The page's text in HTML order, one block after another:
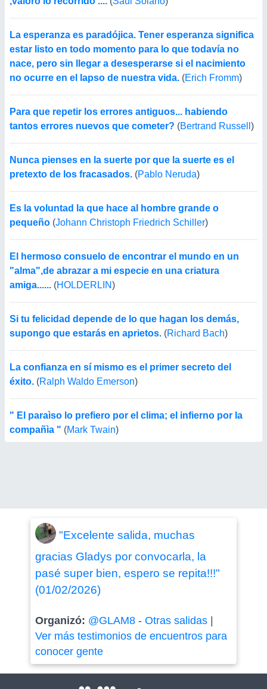
La esperanza es paradójica. Tener esperanza significa
estar listo en todo momento para lo que todavía no
nace, pero sin llegar a desesperarse si el nacimiento
no ocurre en el lapso de nuestra vida. (Erich Fromm)
Para que repetir los errores antiguos... habiendo
tantos errores nuevos que cometer? (Bertrand Russell )
Nunca pienses en la suerte por que la suerte es el
pretexto de los fracasados. (Pablo Neruda)
Es la voluntad la que hace al hombre grande o
pequeño (Johann Christoph Friedrich Schiller)
El hermoso consuelo de encontrar el mundo en un
"alma",de abrazar a mi especie en una criatura
amiga...... (HOLDERLIN)
Si tu felicidad depende de lo que hagan los demás,
supongo que estarás en aprietos. (Richard Bach)
La confianza en sí mismo es el primer secreto del
éxito. (Ralph Waldo Emerson)
" El paraìso lo prefiero por el clima; el infierno por la
compañìa " (Mark Twain)
"Excelente salida, muchas
gracias Gladys por convocarla, la
pasé super bien, espero se repita!!!"
(01/02/2026)
Organizó: @GLAM8- Otras salidas|
Ver más testimonios de encuentros para
conocer gente